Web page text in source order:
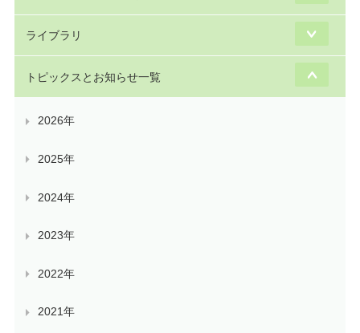
ライブラリ
トピックスとお知らせ一覧
2026年
2025年
2024年
2023年
2022年
2021年